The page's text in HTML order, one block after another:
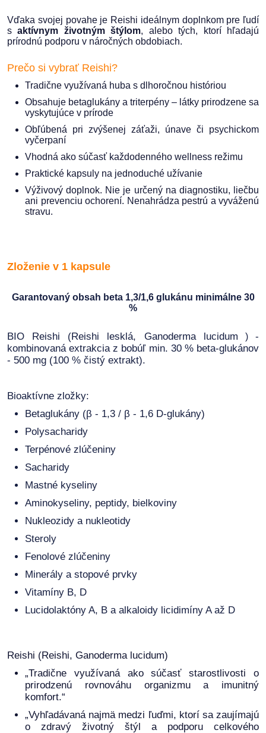
Vďaka svojej povahe je Reishi ideálnym doplnkom pre ľudí
saktívnym životným štýlom, alebo tých, ktorí hľadajú
prírodnú podporu v náročných obdobiach.
Prečo si vybrať Reishi?
Tradične využívaná huba s dlhoročnou históriou
Obsahuje betaglukány a triterpény – látky prirodzene sa
vyskytujúce v prírode
Obľúbená pri zvýšenej záťaži, únave či psychickom
vyčerpaní
Vhodná ako súčasť každodenného wellness režimu
Praktické kapsuly na jednoduché užívanie
Výživový doplnok. Nie je určený na diagnostiku, liečbu
ani prevenciu ochorení. Nenahrádza pestrú a vyváženú
stravu.
Zloženie v 1 kapsule
Garantovaný obsah beta 1,3/1,6 glukánu minimálne 30
%
BIO Reishi (Reishi lesklá, Ganoderma lucidum )-
kombinovaná extrakcia z bobúľ min. 30 % beta-glukánov
- 500 mg (100 % čistý extrakt).
Bioaktívne zložky:
Betaglukány (β - 1,3 / β - 1,6 D-glukány)
Polysacharidy
Terpénové zlúčeniny
Sacharidy
Mastné kyseliny
Aminokyseliny, peptidy, bielkoviny
Nukleozidy a nukleotidy
Steroly
Fenolové zlúčeniny
Minerály a stopové prvky
Vitamíny B, D
Lucidolaktóny A, B a alkaloidy licidimíny A až D
Reishi (Reishi, Ganoderma lucidum)
„Tradične využívaná ako súčasť starostlivosti o
prirodzenú rovnováhu organizmu a imunitný
komfort.“
„Vyhľadávaná najmä medzi ľuďmi, ktorí sa zaujímajú
o zdravý životný štýl a podporu celkového